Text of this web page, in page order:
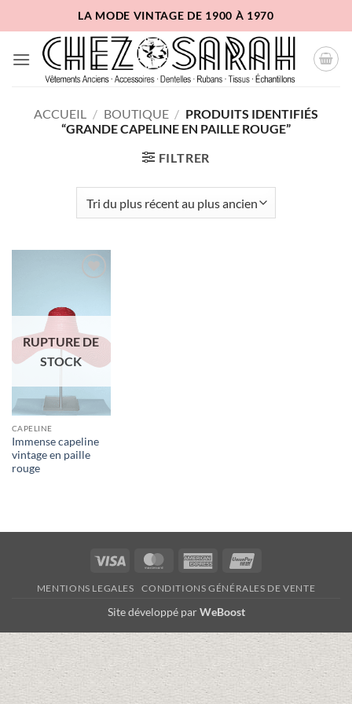
au
contenu
LA MODE VINTAGE DE 1900 À 1970
ACCUEIL / BOUTIQUE / PRODUITS IDENTIFIÉS
“GRANDE CAPELINE EN PAILLE ROUGE”
FILTRER
d'envies
RUPTURE DE
STOCK
CAPELINE
Immense capeline
vintage en paille
rouge
Visa MasterCardAmerican
MENTIONS LEGALES CONDITIONS GÉNÉRALES DE VENTE
Site développé parWeBoost